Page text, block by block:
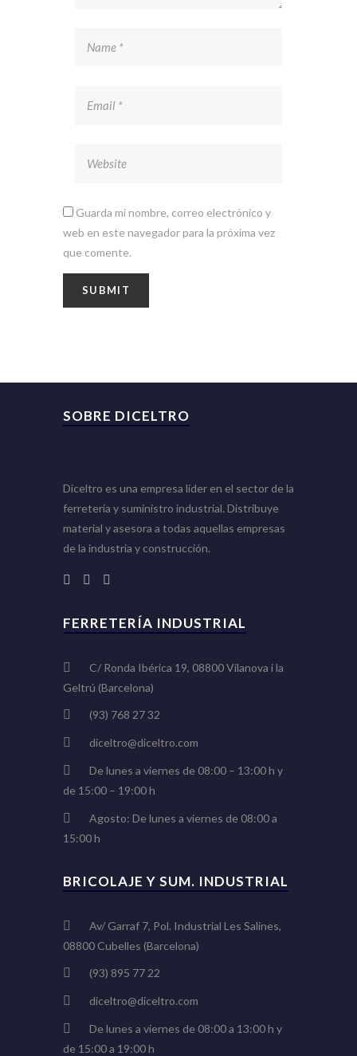
Guarda mi nombre, correo electrónico y
web en este navegador para la próxima vez
que comente.
SOBRE DICELTRO
Diceltro es una empresa líder en el sector de la
ferretería y suministro industrial. Distribuye
material y asesora a todas aquellas empresas
de la industria y construcción.
FERRETERÍA INDUSTRIAL
C/ Ronda Ibérica 19, 08800 Vilanova i la
Geltrú (Barcelona)
(93) 768 27 32
diceltro@diceltro.com
De lunes a viernes de 08:00 – 13:00 h y
de 15:00 – 19:00 h
Agosto: De lunes a viernes de 08:00 a
15:00 h
BRICOLAJE Y SUM. INDUSTRIAL
Av/ Garraf 7, Pol. Industrial Les Salines,
08800 Cubelles (Barcelona)
(93) 895 77 22
diceltro@diceltro.com
De lunes a viernes de 08:00 a 13:00 h y
de 15:00 a 19:00 h